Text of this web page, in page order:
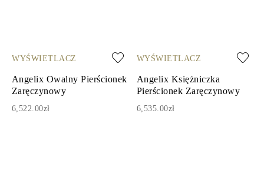
WYŚWIETLACZ
Angelix Owalny Pierścionek
Zaręczynowy
6,522.00zł
WYŚWIETLACZ
Angelix Księżniczka
Pierścionek Zaręczynowy
6,535.00zł